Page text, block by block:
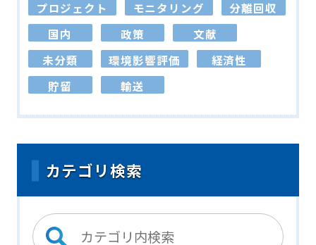
プロジェクト
モニタリング
分離回収
国内
政策
文献
未分類
環境影響評価
経済性
貯留
輸送
カテゴリ検索